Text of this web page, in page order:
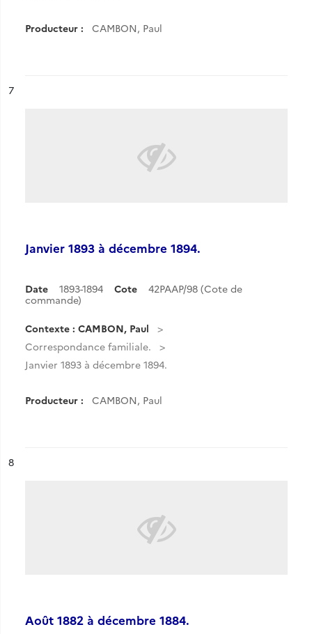
Producteur : CAMBON, Paul
n°
7
Janvier 1893 à décembre 1894.
Date 1893-1894 Cote
42PAAP/98 (Cote de
commande)
Contexte : CAMBON, Paul
Correspondance familiale.
Janvier 1893 à décembre 1894.
Producteur : CAMBON, Paul
n°
8
Août 1882 à décembre 1884.